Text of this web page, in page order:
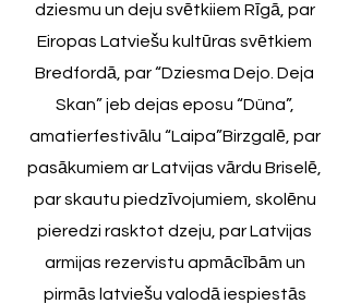
dziesmu un deju svētkiiem Rīgā, par
Eiropas Latviešu kultūras svētkiem
Bredfordā, par “Dziesma Dejo. Deja
Skan” jeb dejas eposu “Düna”,
amatierfestivālu “Laipa”Birzgalē, par
pasākumiem ar Latvijas vārdu Briselē,
par skautu piedzīvojumiem, skolēnu
pieredzi rasktot dzeju, par Latvijas
armijas rezervistu apmācībām un
pirmās latviešu valodā iespiestās